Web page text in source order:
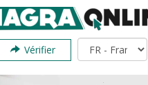
Vérifier